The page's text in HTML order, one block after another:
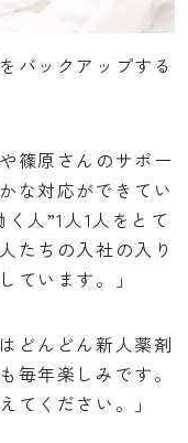
バックアップする
篠原さんのサポー
な対応ができてい
人”1人1人をとて
たちの入社の入り
ています。」
どんどん新人薬剤
毎年楽しみです。
てください。」